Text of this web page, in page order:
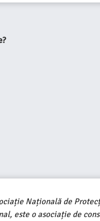
Națională de
este o asociație de